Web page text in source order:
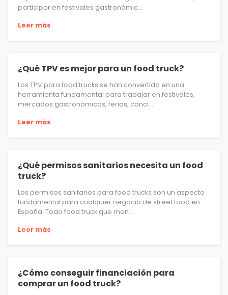
participar en festivales gastronómic...
Leer más
¿Qué TPV es mejor para un food truck?
Los TPV para food trucks se han convertido en una
herramienta fundamental para trabajar en festivales,
mercados gastronómicos, ferias, conci...
Leer más
¿Qué permisos sanitarios necesita un food
truck?
Los permisos sanitarios para food trucks son un aspecto
fundamental para cualquier negocio de street food en
España. Todo food truck que man...
Leer más
¿Cómo conseguir financiación para
comprar un food truck?